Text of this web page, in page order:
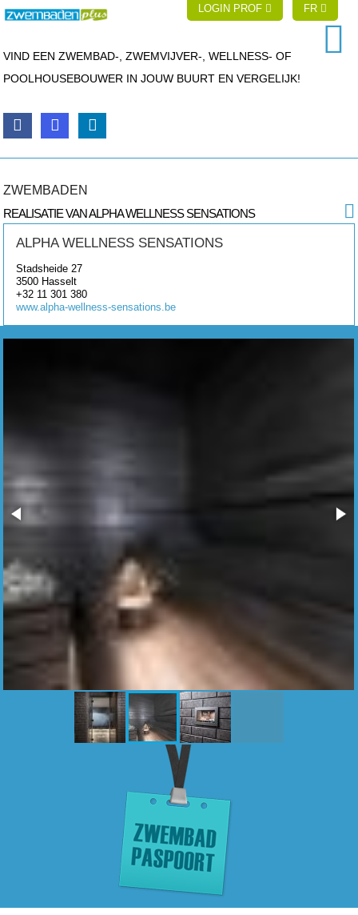
LOGIN PROF FR
VIND EEN ZWEMBAD-, ZWEMVIJVER-, WELLNESS- OF
POOLHOUSEBOUWER IN JOUW BUURT EN VERGELIJK!
ZWEMBADEN
REALISATIE VAN ALPHA WELLNESS SENSATIONS
ALPHA WELLNESS SENSATIONS
Stadsheide 27
3500 Hasselt
+32 11 301 380
www.alpha-wellness-sensations.be